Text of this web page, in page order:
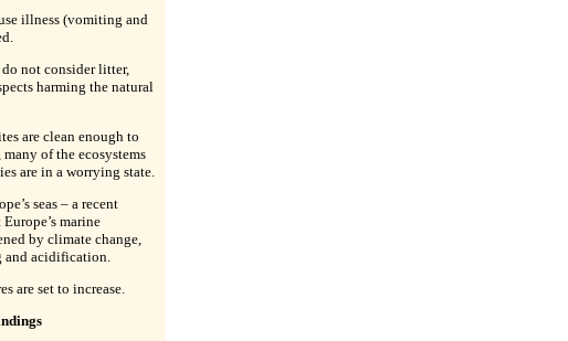
illness (vomiting and
not consider litter,
harming the natural
are clean enough to
of the ecosystems
are in a worrying state.
seas – a recent
marine
by climate change,
acidification.
are set to increase.